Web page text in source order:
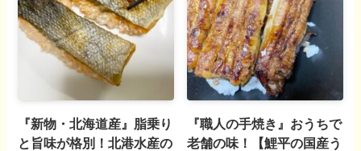
『新物・北海道産』脂乗り
と旨味が格別！北港水産の
『職人の手焼き』おうちで
老舗の味！【鯉平の国産う